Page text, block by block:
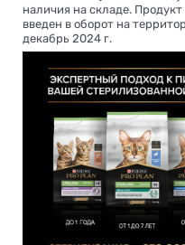
наличия на складе.
введен в оборот на
декабрь 2024 г.